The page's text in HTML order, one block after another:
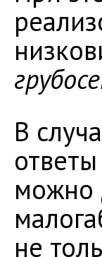
В
можно
не